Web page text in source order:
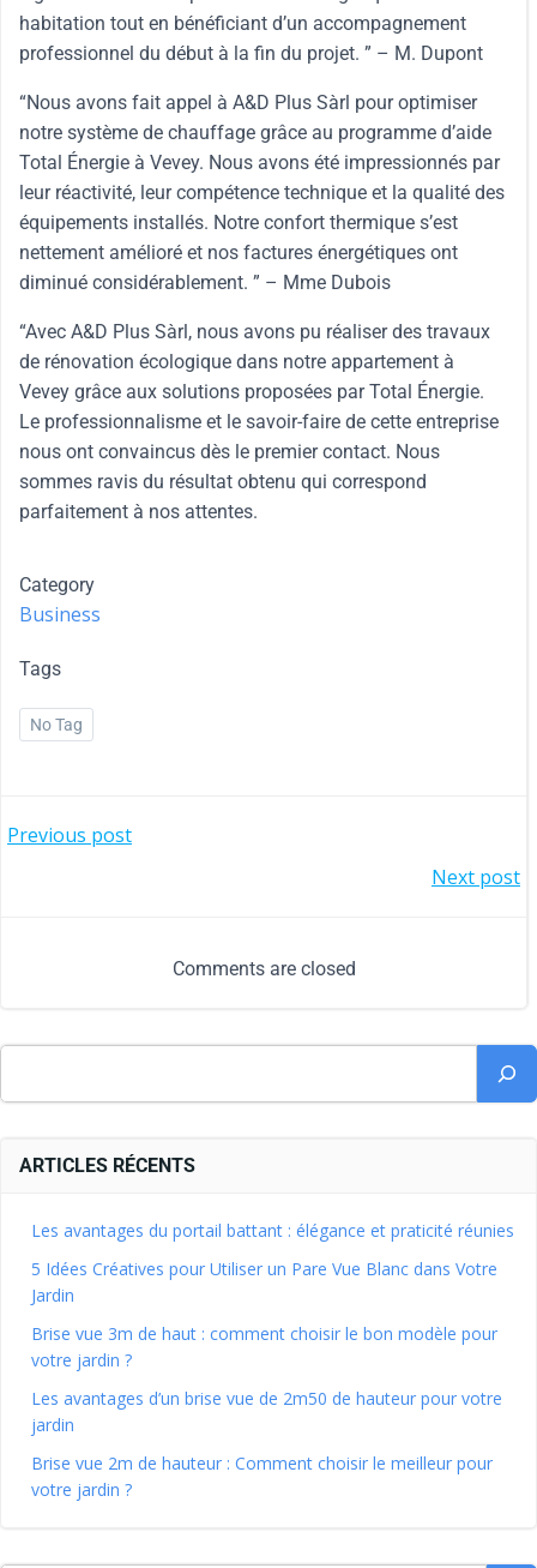
habitation tout en bénéficiant d’un accompagnement
professionnel du début à la fin du projet. ” – M. Dupont
“Nous avons fait appel à A&D Plus Sàrl pour optimiser
notre système de chauffage grâce au programme d’aide
Total Énergie à Vevey. Nous avons été impressionnés par
leur réactivité, leur compétence technique et la qualité des
équipements installés. Notre confort thermique s’est
nettement amélioré et nos factures énergétiques ont
diminué considérablement. ” – Mme Dubois
“Avec A&D Plus Sàrl, nous avons pu réaliser des travaux
de rénovation écologique dans notre appartement à
Vevey grâce aux solutions proposées par Total Énergie.
Le professionnalisme et le savoir-faire de cette entreprise
nous ont convaincus dès le premier contact. Nous
sommes ravis du résultat obtenu qui correspond
parfaitement à nos attentes.
Category
Business
Tags
No Tag
Previous post
Next post
Comments are closed
ARTICLES RÉCENTS
Les avantages du portail battant : élégance et praticité réunies
5 Idées Créatives pour Utiliser un Pare Vue Blanc dans Votre
Jardin
Brise vue 3m de haut : comment choisir le bon modèle pour
votre jardin ?
Les avantages d’un brise vue de 2m50 de hauteur pour votre
jardin
Brise vue 2m de hauteur : Comment choisir le meilleur pour
votre jardin ?